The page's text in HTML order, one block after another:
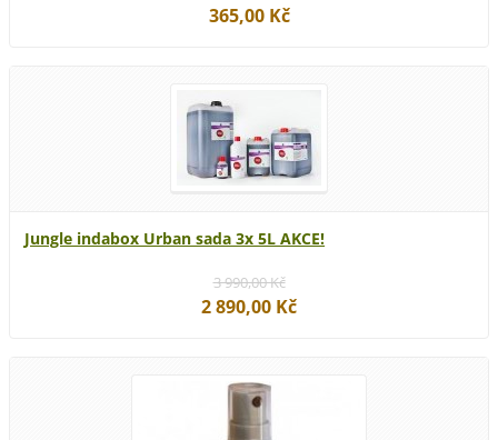
365,00 Kč
Jungle indabox Urban sada 3x 5L AKCE!
3 990,00 Kč
2 890,00 Kč